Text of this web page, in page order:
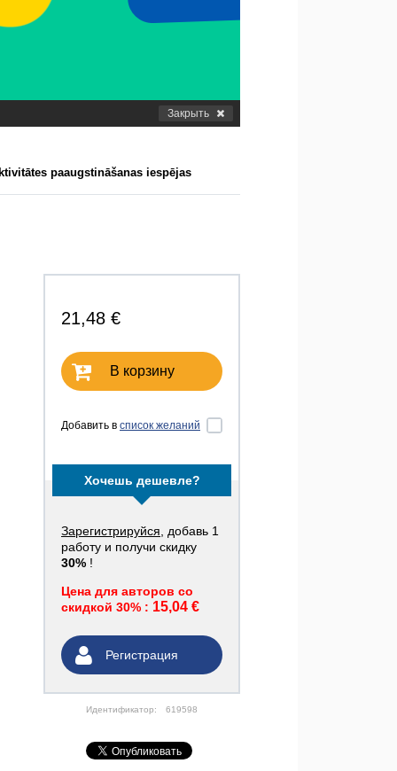
Закрыть
paaugstināšanas iespējas
21,48 €
В корзину
Добавить в список желаний
Хочешь дешевле?
Зарегистрируйся , добавь 1
работу и получи скидку
30% !
Цена для авторов со
скидкой 30% : 15,04 €
Регистрация
Идентификатор: 619598